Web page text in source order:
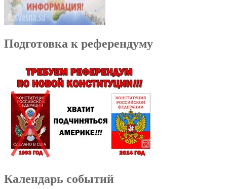
Подготовка к референдуму
Календарь событий